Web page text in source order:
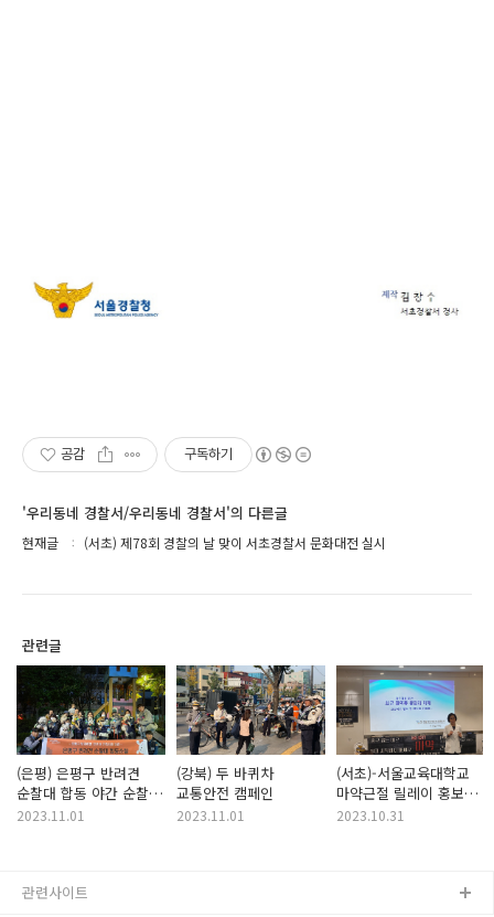
공감 구독하기
'우리동네 경찰서/우리동네 경찰서'의 다른글
현재글 (서초) 제78회 경찰의 날 맞이 서초경찰서 문화대전 실시
관련글
(은평) 은평구 반려견
순찰대 합동 야간 순찰
실시!
2023.11.01
(강북) 두 바퀴차
교통안전 캠페인
2023.11.01
(서초)-서울교육대학교
마약근절 릴레이 홍보
및 교육 실시
2023.10.31
관련사이트